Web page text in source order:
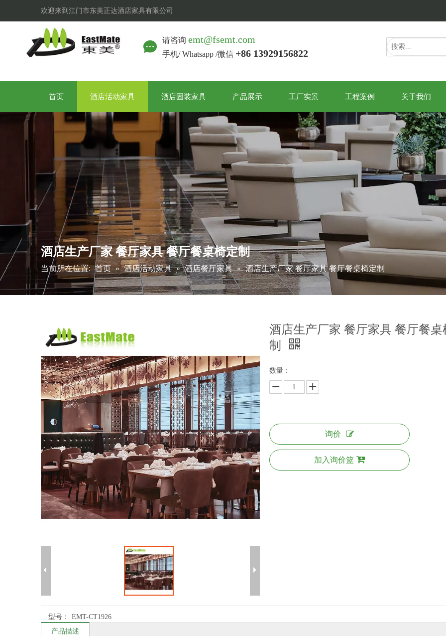
欢迎来到江门市东美正达酒店家具有限公司
请咨询 emt@fsemt.com
手机/ Whatsapp /微信 +86 13929156822
首页 酒店活动家具 酒店固装家具 产品展示 工厂实景 工程案例 关于我们
酒店生产厂家 餐厅家具 餐厅餐桌椅定制
当前所在位置: 首页 » 酒店活动家具 » 酒店餐厅家具 » 酒店生产厂家 餐厅家具 餐厅餐桌椅定制
酒店生产厂家 餐厅家具 餐厅餐桌
制
数量：
询价
加入询价篮
型号：
EMT-CT1926
产品描述